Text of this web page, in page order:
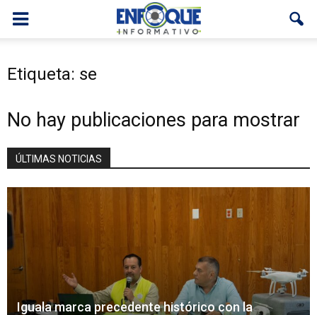
Etiqueta: se
No hay publicaciones para mostrar
ÚLTIMAS NOTICIAS
Iguala marca precedente histórico con la